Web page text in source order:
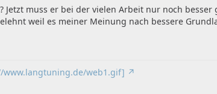
Jetzt muss er bei der vielen Arbeit nur noch
weil es meiner Meinung nach bessere
www.langtuning.de/web1.gif]